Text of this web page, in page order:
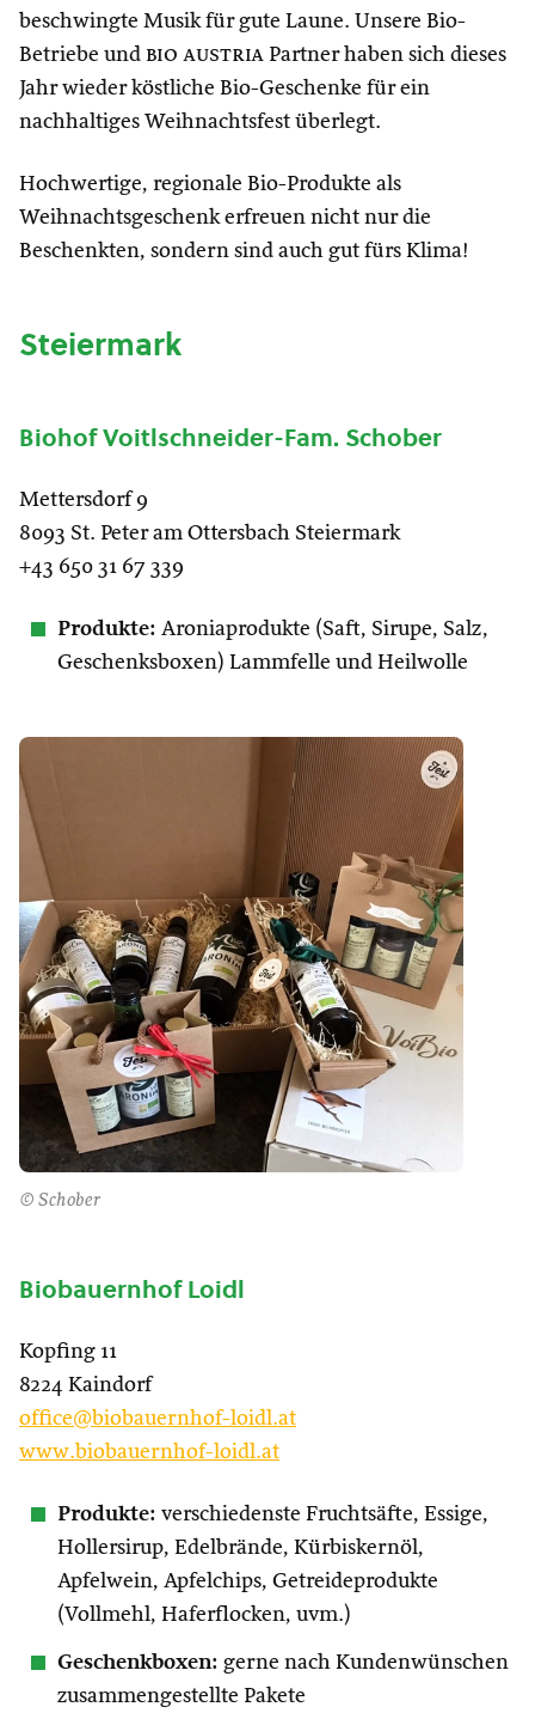
beschwingte Musik für gute Laune. Unsere Bio-
Betriebe und bio austria Partner haben sich dieses
Jahr wieder köstliche Bio-Geschenke für ein
nachhaltiges Weihnachtsfest überlegt.
Hochwertige, regionale Bio-Produkte als
Weihnachtsgeschenk erfreuen nicht nur die
Beschenkten, sondern sind auch gut fürs Klima!
Steiermark
Biohof Voitlschneider-Fam. Schober
Mettersdorf 9
8093 St. Peter am Ottersbach Steiermark
+43 650 31 67 339
Produkte: Aroniaprodukte (Saft, Sirupe, Salz,
Geschenksboxen) Lammfelle und Heilwolle
© Schober
Biobauernhof Loidl
Kopfing 11
8224 Kaindorf
office@biobauernhof-loidl.at
www.biobauernhof-loidl.at
Produkte: verschiedenste Fruchtsäfte, Essige,
Hollersirup, Edelbrände, Kürbiskernöl,
Apfelwein, Apfelchips, Getreideprodukte
(Vollmehl, Haferflocken, uvm.)
Geschenkboxen: gerne nach Kundenwünschen
zusammengestellte Pakete